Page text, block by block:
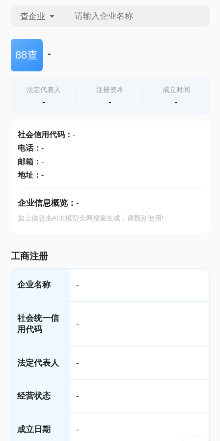
查企业
查企业
查产地
88查 -
法定代表人
-
注册资本
-
成立时间
-
社会信用代码： -
电话： -
邮箱： -
地址： -
企业信息概览： -
如上信息由AI大模型全网搜索生成，请甄别使用!
工商注册
企业名称 -
社会统一信
用代码
-
法定代表人 -
经营状态 -
成立日期 -